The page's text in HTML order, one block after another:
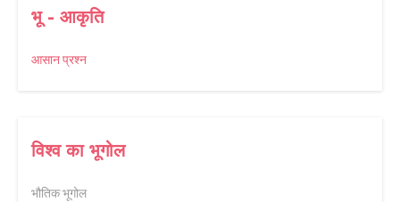
भू - आकृति
आसान प्रश्न
विश्व का भूगोल
भौतिक भूगोल